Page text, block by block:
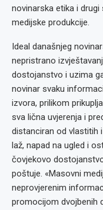
novinarska etika i
medijske produkcije.
Ideal današnjeg
nepristrano
dostojanstvo i uzima
novinar svaku
izvora, prilikom
sva lična uvjerenja i
distanciran od vlastitih
laž, napad na ugled i
čovjekovo
poštuje. «Masovni
neprovjerenim
promocijom dvojbenih